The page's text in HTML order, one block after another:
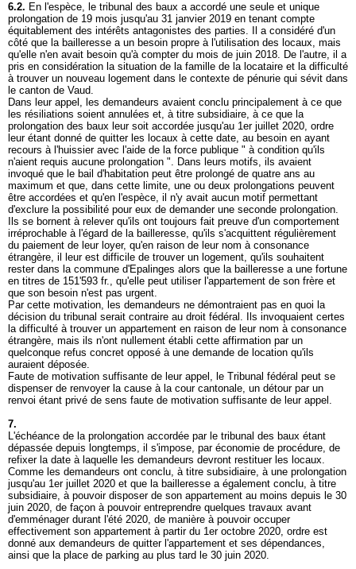
6.2. En l'espèce, le tribunal des baux a accordé une seule et unique
prolongation de 19 mois jusqu'au 31 janvier 2019 en tenant compte
équitablement des intérêts antagonistes des parties. Il a considéré d'un
côté que la bailleresse a un besoin propre à l'utilisation des locaux, mais
qu'elle n'en avait besoin qu'à compter du mois de juin 2018. De l'autre, il a
pris en considération la situation de la famille de la locataire et la difficulté
à trouver un nouveau logement dans le contexte de pénurie qui sévit dans
le canton de Vaud.
Dans leur appel, les demandeurs avaient conclu principalement à ce que
les résiliations soient annulées et, à titre subsidiaire, à ce que la
prolongation des baux leur soit accordée jusqu'au 1er juillet 2020, ordre
leur étant donné de quitter les locaux à cette date, au besoin en ayant
recours à l'huissier avec l'aide de la force publique " à condition qu'ils
n'aient requis aucune prolongation ". Dans leurs motifs, ils avaient
invoqué que le bail d'habitation peut être prolongé de quatre ans au
maximum et que, dans cette limite, une ou deux prolongations peuvent
être accordées et qu'en l'espèce, il n'y avait aucun motif permettant
d'exclure la possibilité pour eux de demander une seconde prolongation.
Ils se bornent à relever qu'ils ont toujours fait preuve d'un comportement
irréprochable à l'égard de la bailleresse, qu'ils s'acquittent régulièrement
du paiement de leur loyer, qu'en raison de leur nom à consonance
étrangère, il leur est difficile de trouver un logement, qu'ils souhaitent
rester dans la commune d'Epalinges alors que la bailleresse a une fortune
en titres de 151'593 fr., qu'elle peut utiliser l'appartement de son frère et
que son besoin n'est pas urgent.
Par cette motivation, les demandeurs ne démontraient pas en quoi la
décision du tribunal serait contraire au droit fédéral. Ils invoquaient certes
la difficulté à trouver un appartement en raison de leur nom à consonance
étrangère, mais ils n'ont nullement établi cette affirmation par un
quelconque refus concret opposé à une demande de location qu'ils
auraient déposée.
Faute de motivation suffisante de leur appel, le Tribunal fédéral peut se
dispenser de renvoyer la cause à la cour cantonale, un détour par un
renvoi étant privé de sens faute de motivation suffisante de leur appel.
7.
L'échéance de la prolongation accordée par le tribunal des baux étant
dépassée depuis longtemps, il s'impose, par économie de procédure, de
refixer la date à laquelle les demandeurs devront restituer les locaux.
Comme les demandeurs ont conclu, à titre subsidiaire, à une prolongation
jusqu'au 1er juillet 2020 et que la bailleresse a également conclu, à titre
subsidiaire, à pouvoir disposer de son appartement au moins depuis le 30
juin 2020, de façon à pouvoir entreprendre quelques travaux avant
d'emménager durant l'été 2020, de manière à pouvoir occuper
effectivement son appartement à partir du 1er octobre 2020, ordre est
donné aux demandeurs de quitter l'appartement et ses dépendances,
ainsi que la place de parking au plus tard le 30 juin 2020.